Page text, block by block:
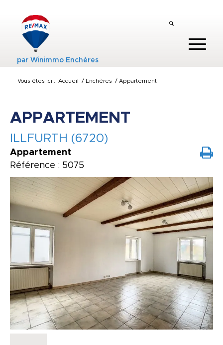
parWinimmo Enchères
Vous êtes ici : Accueil / Enchères / Appartement
APPARTEMENT
ILLFURTH (6720)
Appartement
Référence : 5075